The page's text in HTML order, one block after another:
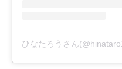
ひなたろうさん